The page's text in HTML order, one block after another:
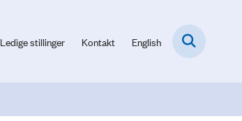
Ledige stillinger Kontakt English